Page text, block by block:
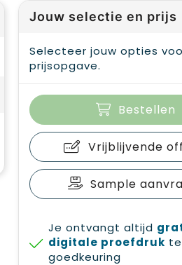
Jouw selectie en prijs
Selecteer jouw opties
prijsopgave.
Bestellen
Vrijblijvende
Sample
Je ontvangt altijd
digitale proefdruk
goedkeuring